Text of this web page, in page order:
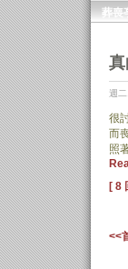
葬喪
週
很
而
照
[ 8
<<